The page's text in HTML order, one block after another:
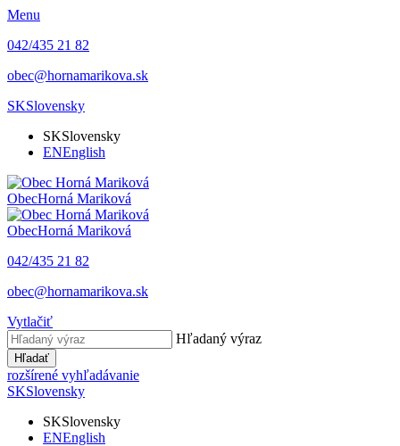
Menu
042/435 21 82
obec@hornamarikova.sk
SKSlovensky
SKSlovensky
ENEnglish
ObecHorná Mariková
ObecHorná Mariková
042/435 21 82
obec@hornamarikova.sk
Vytlačiť
Hľadaný výraz
Hľadať
rozšírené vyhľadávanie
SKSlovensky
SKSlovensky
ENEnglish